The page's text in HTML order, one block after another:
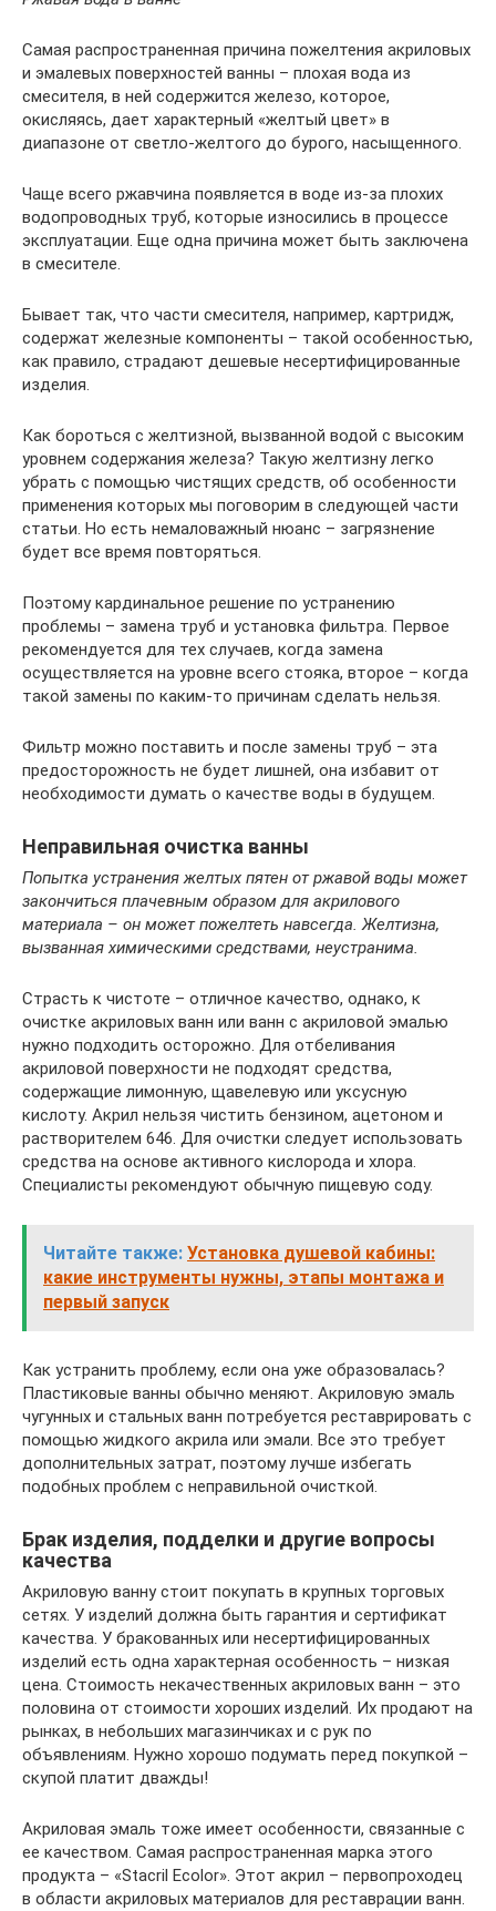
Самая распространенная причина пожелтения акриловых
и эмалевых поверхностей ванны – плохая вода из
смесителя, в ней содержится железо, которое,
окисляясь, дает характерный «желтый цвет» в
диапазоне от светло-желтого до бурого, насыщенного.
Чаще всего ржавчина появляется в воде из-за плохих
водопроводных труб, которые износились в процессе
эксплуатации. Еще одна причина может быть заключена
в смесителе.
Бывает так, что части смесителя, например, картридж,
содержат железные компоненты – такой особенностью,
как правило, страдают дешевые несертифицированные
изделия.
Как бороться с желтизной, вызванной водой с высоким
уровнем содержания железа? Такую желтизну легко
убрать с помощью чистящих средств, об особенности
применения которых мы поговорим в следующей части
статьи. Но есть немаловажный нюанс – загрязнение
будет все время повторяться.
Поэтому кардинальное решение по устранению
проблемы – замена труб и установка фильтра. Первое
рекомендуется для тех случаев, когда замена
осуществляется на уровне всего стояка, второе – когда
такой замены по каким-то причинам сделать нельзя.
Фильтр можно поставить и после замены труб – эта
предосторожность не будет лишней, она избавит от
необходимости думать о качестве воды в будущем.
Неправильная очистка ванны
Попытка устранения желтых пятен от ржавой воды может
закончиться плачевным образом для акрилового
материала – он может пожелтеть навсегда. Желтизна,
вызванная химическими средствами, неустранима.
Страсть к чистоте – отличное качество, однако, к
очистке акриловых ванн или ванн с акриловой эмалью
нужно подходить осторожно. Для отбеливания
акриловой поверхности не подходят средства,
содержащие лимонную, щавелевую или уксусную
кислоту. Акрил нельзя чистить бензином, ацетоном и
растворителем 646. Для очистки следует использовать
средства на основе активного кислорода и хлора.
Специалисты рекомендуют обычную пищевую соду.
Читайте также: Установка душевой кабины:
какие инструменты нужны, этапы монтажа и
первый запуск
Как устранить проблему, если она уже образовалась?
Пластиковые ванны обычно меняют. Акриловую эмаль
чугунных и стальных ванн потребуется реставрировать с
помощью жидкого акрила или эмали. Все это требует
дополнительных затрат, поэтому лучше избегать
подобных проблем с неправильной очисткой.
Брак изделия, подделки и другие вопросы
качества
Акриловую ванну стоит покупать в крупных торговых
сетях. У изделий должна быть гарантия и сертификат
качества. У бракованных или несертифицированных
изделий есть одна характерная особенность – низкая
цена. Стоимость некачественных акриловых ванн – это
половина от стоимости хороших изделий. Их продают на
рынках, в небольших магазинчиках и с рук по
объявлениям. Нужно хорошо подумать перед покупкой –
скупой платит дважды!
Акриловая эмаль тоже имеет особенности, связанные с
ее качеством. Самая распространенная марка этого
продукта – «Stacril Ecolor». Этот акрил – первопроходец
в области акриловых материалов для реставрации ванн.